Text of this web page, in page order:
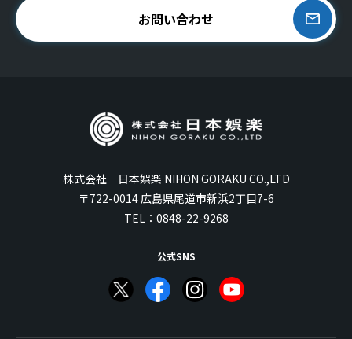
お問い合わせ
株式会社 日本娯楽 NIHON GORAKU CO.,LTD
〒722-0014 広島県尾道市新浜2丁目7-6
TEL： 0848-22-9268
公式SNS